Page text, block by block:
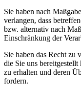
Sie haben nach
verlangen, dass
bzw. alternativ nach
Einschränkung der
Sie haben das Recht zu
die Sie uns
zu erhalten und deren
fordern.